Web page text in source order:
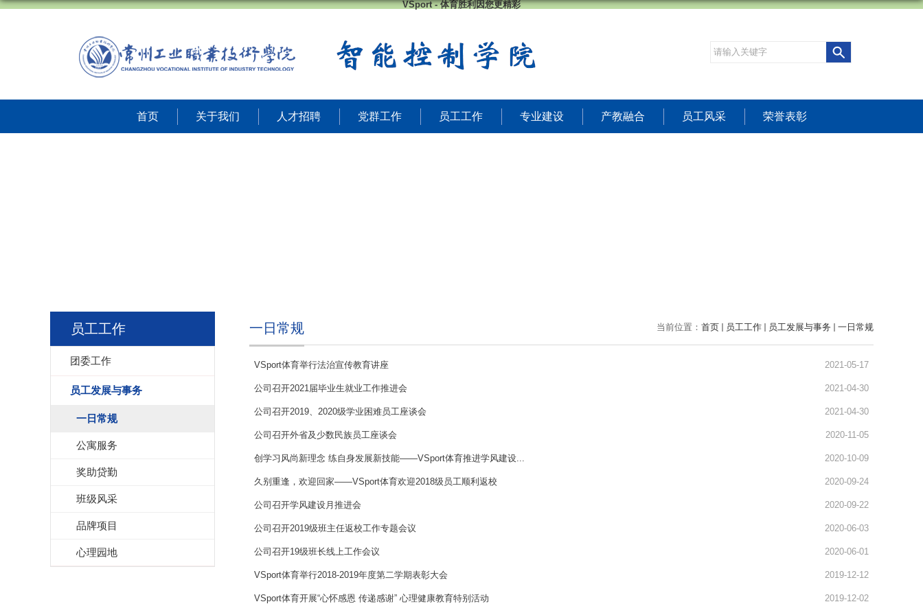
VSport - 体育胜利因您更精彩
首页 关于我们 人才招聘 党群工作 员工工作 专业建设 产教融合 员工风采 荣誉表彰
员工工作
团委工作
员工发展与事务
一日常规
公寓服务
奖助贷勤
班级风采
品牌项目
心理园地
当前位置： 首页 员工工作 员工发展与事务 一日常规
一日常规
VSport体育举行法治宣传教育讲座 2021-05-17
公司召开2021届毕业生就业工作推进会 2021-04-30
公司召开2019、2020级学业困难员工座谈会 2021-04-30
公司召开外省及少数民族员工座谈会 2020-11-05
创学习风尚新理念 练自身发展新技能——VSport体育推进学风建设... 2020-10-09
久别重逢，欢迎回家——VSport体育欢迎2018级员工顺利返校 2020-09-24
公司召开学风建设月推进会 2020-09-22
公司召开2019级班主任返校工作专题会议 2020-06-03
公司召开19级班长线上工作会议 2020-06-01
VSport体育举行2018-2019年度第二学期表彰大会 2019-12-12
VSport体育开展“心怀感恩 传递感谢” 心理健康教育特别活动 2019-12-02